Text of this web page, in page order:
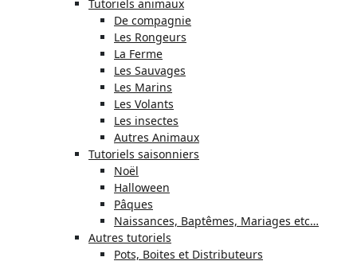
Tutoriels animaux
De compagnie
Les Rongeurs
La Ferme
Les Sauvages
Les Marins
Les Volants
Les insectes
Autres Animaux
Tutoriels saisonniers
Noël
Halloween
Pâques
Naissances, Baptêmes, Mariages etc…
Autres tutoriels
Pots, Boites et Distributeurs